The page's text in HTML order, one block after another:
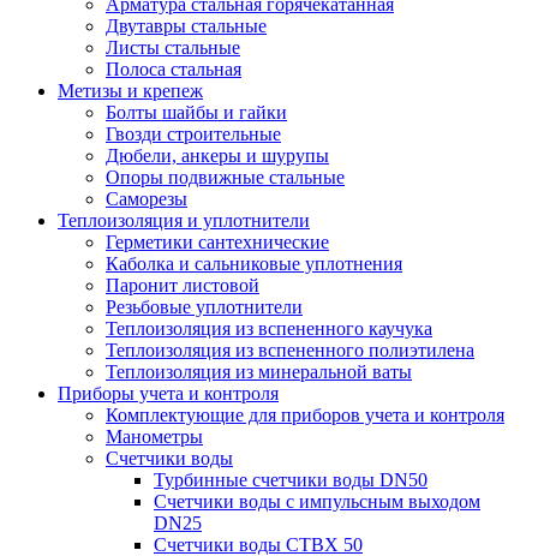
Арматура стальная горячекатанная
Двутавры стальные
Листы стальные
Полоса стальная
Метизы и крепеж
Болты шайбы и гайки
Гвозди строительные
Дюбели, анкеры и шурупы
Опоры подвижные стальные
Саморезы
Теплоизоляция и уплотнители
Герметики сантехнические
Каболка и сальниковые уплотнения
Паронит листовой
Резьбовые уплотнители
Теплоизоляция из вспененного каучука
Теплоизоляция из вспененного полиэтилена
Теплоизоляция из минеральной ваты
Приборы учета и контроля
Комплектующие для приборов учета и контроля
Манометры
Счетчики воды
Турбинные счетчики воды DN50
Счетчики воды с импульсным выходом
DN25
Счетчики воды СТВХ 50